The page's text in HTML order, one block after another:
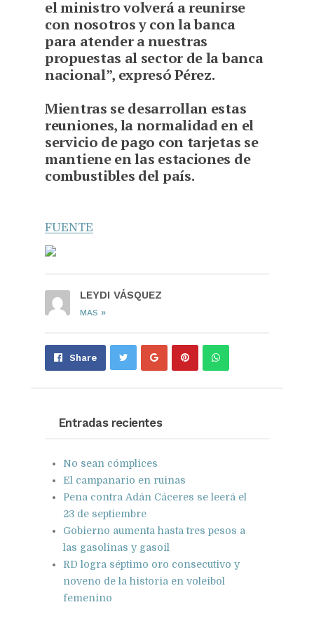
el ministro volverá a reunirse
con nosotros y con la banca
para atender a nuestras
propuestas al sector de la banca
nacional”, expresó Pérez.
Mientras se desarrollan estas
reuniones, la normalidad en el
servicio de pago con tarjetas se
mantiene en las estaciones de
combustibles del país.
FUENTE
LEYDI VÁSQUEZ
MAS »
Share Share Pin Send
Entradas recientes
No sean cómplices
El campanario en ruinas
Pena contra Adán Cáceres se leerá el
23 de septiembre
Gobierno aumenta hasta tres pesos a
las gasolinas y gasoil
RD logra séptimo oro consecutivo y
noveno de la historia en voleibol
femenino